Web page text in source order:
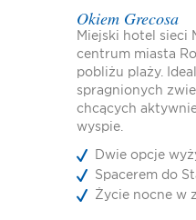
Okiem Grecosa
Miejski hotel sieci
centrum miasta
pobliżu plaży.
spragnionych
chcących
wyspie.
Dwie opcje
Spacerem do
Życie nocne w